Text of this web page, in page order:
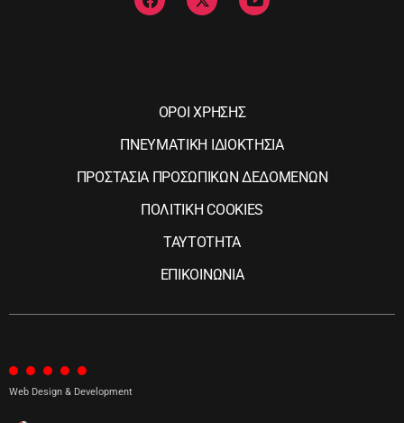
ΟΡΟΙ ΧΡΗΣΗΣ
ΠΝΕΥΜΑΤΙΚΗ ΙΔΙΟΚΤΗΣΙΑ
ΠΡΟΣΤΑΣΙΑ ΠΡΟΣΩΠΙΚΩΝ ΔΕΔΟΜΕΝΩΝ
ΠΟΛΙΤΙΚΗ COOKIES
ΤΑΥΤΟΤΗΤΑ
ΕΠΙΚΟΙΝΩΝΙΑ
Web Design & Development